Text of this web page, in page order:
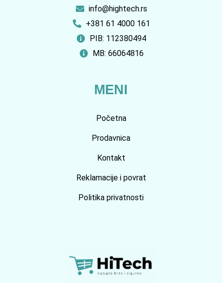
info@hightech.rs
+381 61 4000 161
PIB: 112380494
MB: 66064816
MENI
Početna
Prodavnica
Kontakt
Reklamacije i povrat
Politika privatnosti